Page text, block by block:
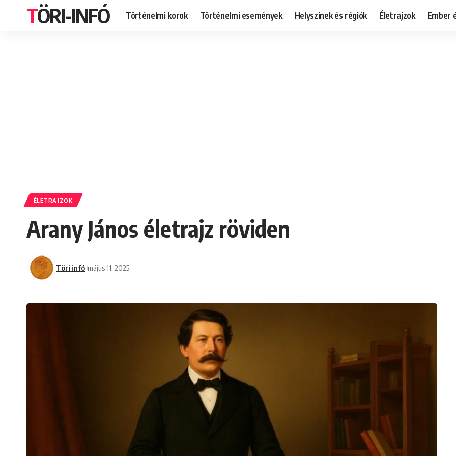
TÖRI-INFÓ Történelmi korok Történelmi események Helyszínek és régiók Életrajzok Ember
ÉLETRAJZOK
Arany János életrajz röviden
Töri infó május 11, 2025